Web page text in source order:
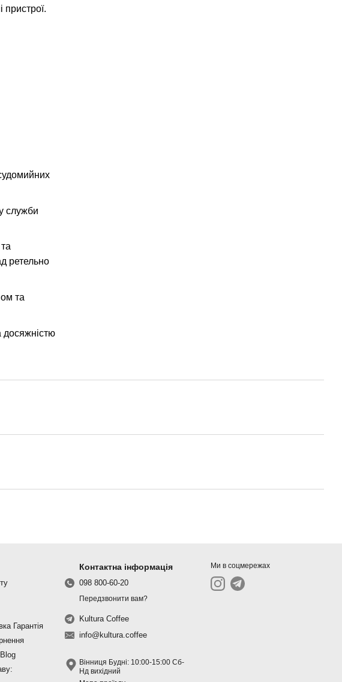
служби
ретельно
та
досяжністю
Гарантія
Контактна інформація
098 800-60-20
Передзвонити вам?
Kultura Coffee
info@kultura.coffee
Вінниця Будні: 10:00-15:00 Сб-
Нд вихідний
Ми в соцмережах